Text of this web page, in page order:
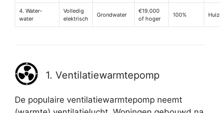
4. Water-
water
Volledig
elektrisch
Grondwater
€19.000
of hoger
100%
1. Ventilatiewarmtepomp
De populaire ventilatiewarmtepomp neemt